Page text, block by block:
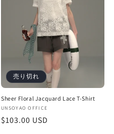
売り切れ
Sheer Floral Jacquard Lace T-Shirt
販
売
UNSOYAO OFFICE
通
$103.00 USD